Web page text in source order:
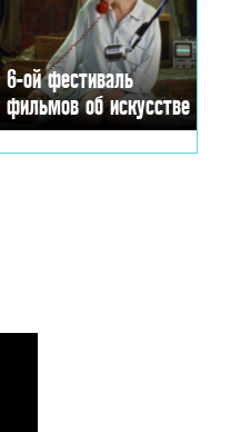
6-ой фестиваль
фильмов об искусстве